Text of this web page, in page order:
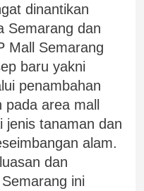
dinantikan
Semarang dan
Mall Semarang
baru yakni
penambahan
area mall
jenis tanaman dan
alam.
dan
ini